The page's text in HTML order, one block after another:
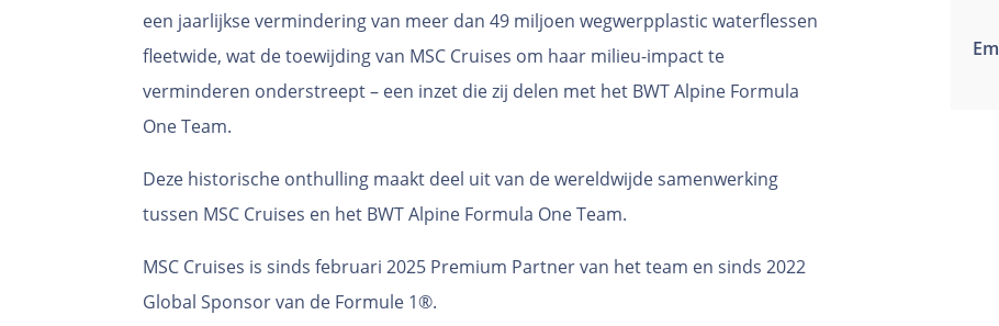
een jaarlijkse vermindering van meer dan 49 miljoen wegwerpplastic waterflessen
fleetwide, wat de toewijding van MSC Cruises om haar milieu-impact te
verminderen onderstreept – een inzet die zij delen met het BWT Alpine Formula
One Team.
Deze historische onthulling maakt deel uit van de wereldwijde samenwerking
tussen MSC Cruises en het BWT Alpine Formula One Team.
MSC Cruises is sinds februari 2025 Premium Partner van het team en sinds 2022
Global Sponsor van de Formule 1®.